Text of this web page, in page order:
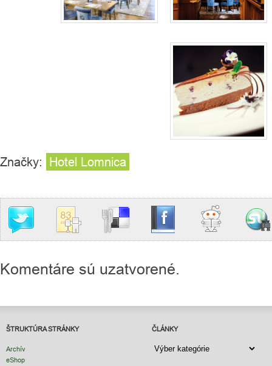
Značky: Hotel Lomnica
Komentáre sú uzatvorené.
ŠTRUKTÚRA STRÁNKY
Archív
eShop
ČLÁNKY
ČLÁNKY